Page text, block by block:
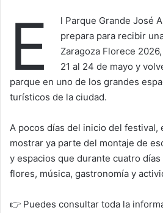
E
l Parque Grande José
prepara para recibir
Zaragoza Florece
21 al 24 de mayo y
parque en uno de los grandes
turísticos de la ciudad.
A pocos días del inicio del festival,
mostrar ya parte del montaje de
y espacios que durante cuatro
flores, música, gastronomía y
👉 Puedes consultar toda la